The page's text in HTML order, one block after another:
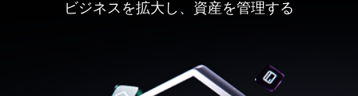
ビジネスを拡大し、資産を管理する